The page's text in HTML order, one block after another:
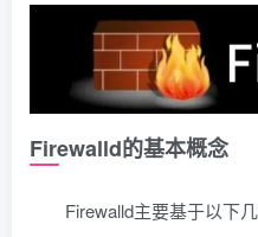
Firewalld的基本概念
Firewalld主要基于以下